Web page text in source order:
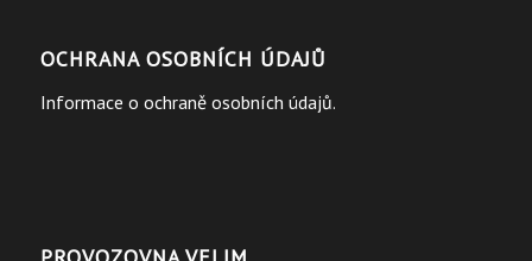
OCHRANA OSOBNÍCH ÚDAJŮ
Informace o ochraně osobních údajů.